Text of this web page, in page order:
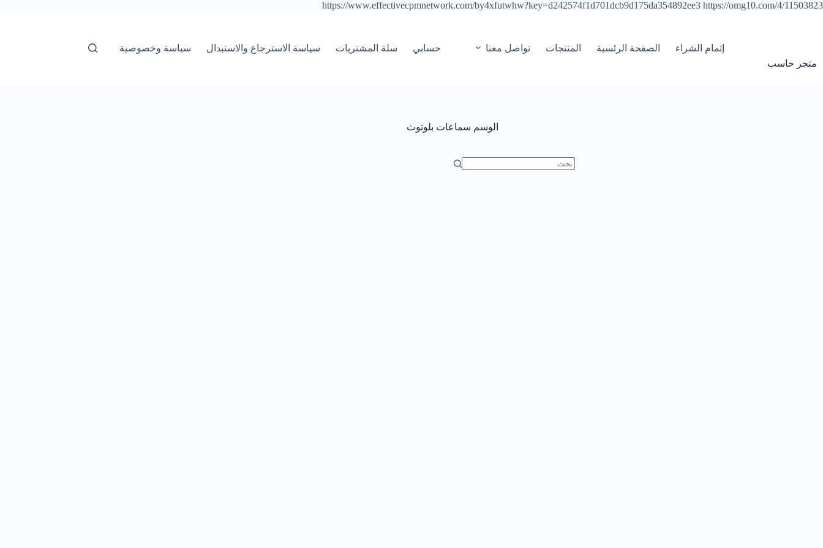
https://www.effectivecpmnetwork.com/by4xfutwhw?key=d242574f1d701dcb9d175da354892ee3 https://omg10.com/4/11503823
التجاوز
متجر حاسب
إتمام الشراء الصفحة الرئسية المنتجات تواصل معنا حسابي سلة المشتريات سياسة الاسترجاع والاستبدال سياسة وخصوصية سياسة-الاستخدام
الوسم سماعات بلوتوث